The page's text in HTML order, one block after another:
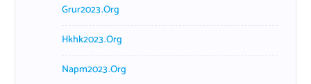
Grur2023.org
Hkhk2023.org
Napm2023.org